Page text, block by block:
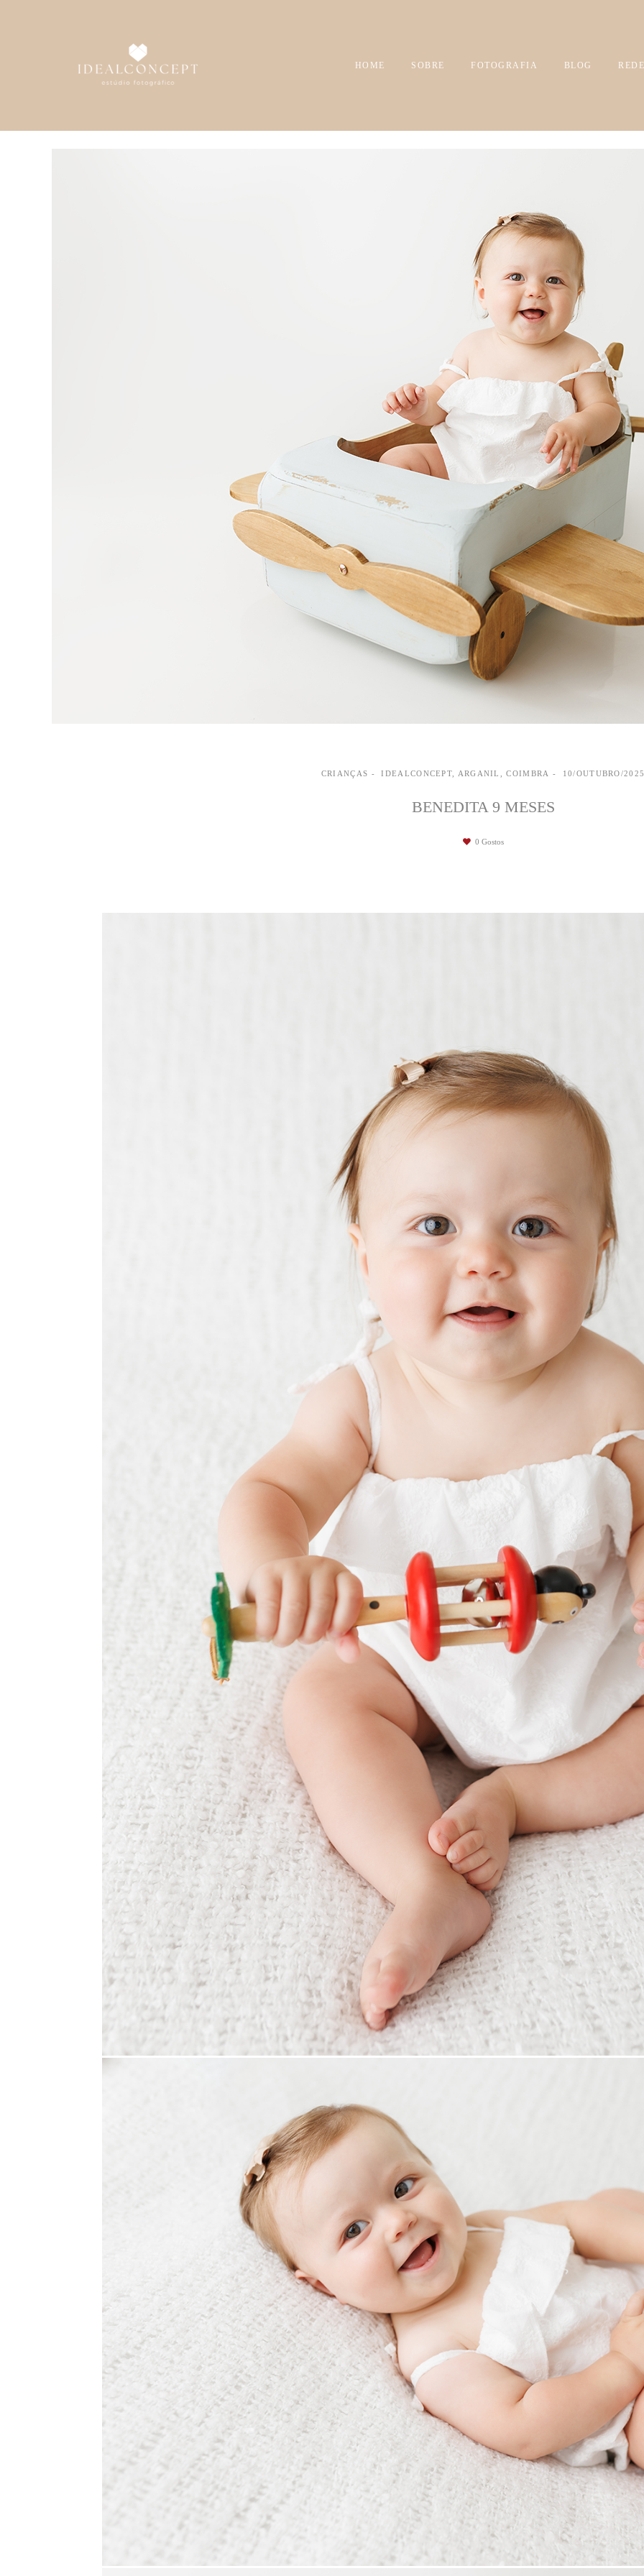
HOME SOBRE FOTOGRAFIA BLOG
CRIANÇAS IDEALCONCEPT, ARGANIL, COIMBRA 10/OUTUBRO/
BENEDITA 9 MESES
0 Gostos